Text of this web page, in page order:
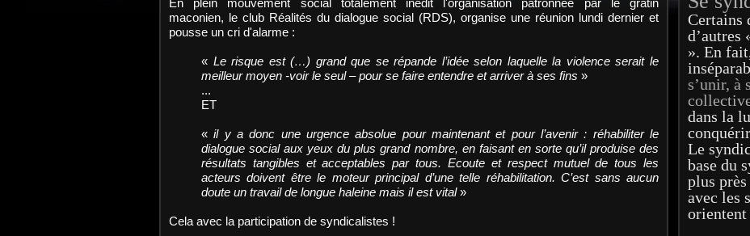
maconien, le club Réalités du dialogue social (RDS), organise une réunion lundi dernier et
pousse un cri d'alarme :
« Le risque est (…) grand que se répande l’idée selon laquelle la violence serait le
meilleur moyen -voir le seul – pour se faire entendre et arriver à ses fins »
...
ET
« il y a donc une urgence absolue pour maintenant et pour l’avenir : réhabiliter le
dialogue social aux yeux du plus grand nombre, en faisant en sorte qu’il produise des
résultats tangibles et acceptables par tous. Ecoute et respect mutuel de tous les
acteurs doivent être le moteur principal d’une telle réhabilitation. C’est sans aucun
doute un travail de longue haleine mais il est vital»
Cela avec la participation de syndicalistes !
Certains
d’autres
». En
s’unir, à
dans la
Le
base du
plus
avec les
orientent